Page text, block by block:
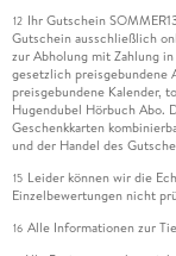
12 Ihr Gutschein
Gutschein ausschließlich
zur Abholung mit Zahlung
gesetzlich preisgebundene
preisgebundene Kalender,
Hugendubel Hörbuch Abo.
Geschenkkarten
und der Handel des
15 Leider können wir die
Einzelbewertungen nicht
16 Alle Informationen zur